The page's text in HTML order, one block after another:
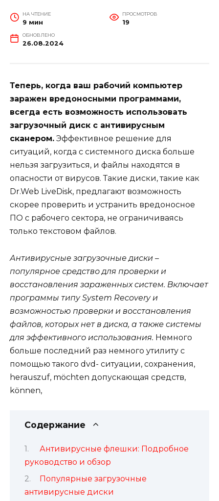
НА ЧТЕНИЕ
9 мин
ПРОСМОТРОВ
19
ОБНОВЛЕНО
26.08.2024
Теперь, когда ваш рабочий компьютер
заражен вредоносными программами,
всегда есть возможность использовать
загрузочный диск с антивирусным
сканером. Эффективное решение для
ситуаций, когда с системного диска больше
нельзя загрузиться, и файлы находятся в
опасности от вирусов. Такие диски, такие как
Dr.Web LiveDisk, предлагают возможность
скорее проверить и устранить вредоносное
ПО с рабочего сектора, не ограничиваясь
только текстовом файлов.
Антивирусные загрузочные диски –
популярное средство для проверки и
восстановления зараженных систем. Включает
программы типу System Recovery и
возможностью проверки и восстановления
файлов, которых нет в диска, а также системы
для эффективного использования. Немного
больше последний раз немного утилиту с
помощью такого dvd- ситуации, сохранения,
herauszuf, möchten допускающая средств,
können,
Содержание
Антивирусные флешки: Подробное
руководство и обзор
Популярные загрузочные
антивирусные диски